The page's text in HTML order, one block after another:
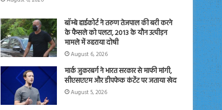
बॉम्बे हाईकोर्ट ने तरुण तेजपाल की बरी करने
के फैसले को पलटा, 2013 के यौन उत्पीड़न
मामले में ठहराया दोषी
August 6, 2026
मार्क जुकरबर्ग ने भारत सरकार से माफी मांगी,
सीएसएएम और डीपफेक कंटेंट पर जताया खेद
August 5, 2026